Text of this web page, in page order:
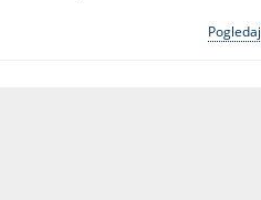
Pogledaj